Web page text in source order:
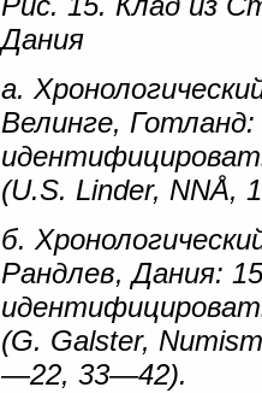
Дания
а.
Велинге,
(U.S. Linder, NNÅ,
б.
Рандлев, Дания:
(G. Galster,
—22, 33—42).